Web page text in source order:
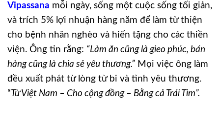
Vipassana mỗi ngày, sống một cuộc sống tối giản,
và trích 5% lợi nhuận hàng năm để làm từ thiện
cho bệnh nhân nghèo và hiến tặng cho các thiền
viện. Ông tin rằng: “Làm ăn cũng là gieo phúc, bán
hàng cũng là chia sẻ yêu thương.” Mọi việc ông làm
đều xuất phát từ lòng từ bi và tình yêu thương.
“Từ Việt Nam – Cho cộng đồng – Bằng cả Trái Tim”.